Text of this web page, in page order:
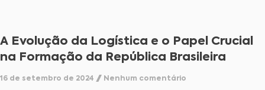
A Evolução da Logística e o Papel Crucial
na Formação da República Brasileira
16 de setembro de 2024 Nenhum comentário